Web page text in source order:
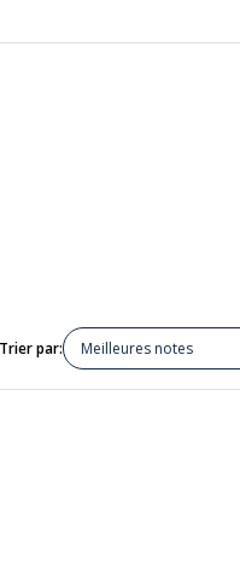
Trier par: Meilleures notes